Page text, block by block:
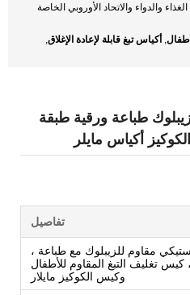
والدواء والاتحاد الأوروبي الخاصة
,أكياس تبغ قابلة لإعادة الإغلاق,
طباعة ورقية طبقة
أكياس مايلر
تفاصيل
مقاوم للزيبلوك مع طباعة ،
تغليف التبغ المقاوم للأطفال
وكيس الكوكيز مايلار